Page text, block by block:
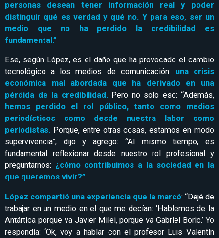
personas desean tener información real y poder
distinguir qué es verdad y qué no. Y para eso, ser un
medio que no ha perdido la credibilidad es
fundamental.”
Ese, según López, es el daño que ha provocado el cambio
tecnológico a los medios de comunicación: una crisis
económica mal abordada que ha derivado en una
pérdida de la credibilidad.Pero no solo eso: “Además,
hemos perdido el rol público, tanto como medios
periodísticos como desde nuestra labor como
periodistas. Porque, entre otras cosas, estamos en modo
supervivencia”, dijo y agregó: “Al mismo tiempo, es
fundamental reflexionar desde nuestro rol profesional y
preguntarnos: ¿cómo contribuimos a la sociedad en la
que queremos vivir?”
López compartió una experiencia que la marcó: “Dejé de
trabajar en un medio en el que me decían: ‘Hablemos de la
Antártica porque va Javier Milei, porque va Gabriel Boric.’ Yo
respondía: ‘Ok, voy a hablar con el profesor Luis Valentín